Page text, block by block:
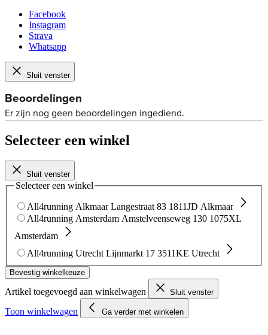
Facebook
Instagram
Strava
Whatsapp
Sluit venster
Selecteer een winkel
Sluit venster
Selecteer een winkel
All4running Alkmaar Langestraat 83 1811JD Alkmaar
All4running Amsterdam Amstelveenseweg 130 1075XL
Amsterdam
All4running Utrecht Lijnmarkt 17 3511KE Utrecht
Bevestig winkelkeuze
Artikel toegevoegd aan winkelwagen Sluit venster
Toon winkelwagen Ga verder met winkelen